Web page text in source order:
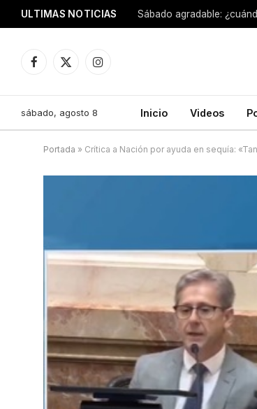
ULTIMAS NOTICIAS Sábado agradable:
Facebook
X
Instagram
sábado, agosto 8 Inicio Videos
Portada » Crítica a Nación por ayuda en sequía: